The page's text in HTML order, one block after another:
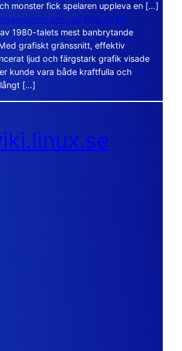
monster fick spelaren uppleva en […]
som var före sin tid
1980-talets mest banbrytande
grafiskt gränssnitt, effektiv
ljud och färgstark grafik visade
kunde vara både kraftfulla och
[…]